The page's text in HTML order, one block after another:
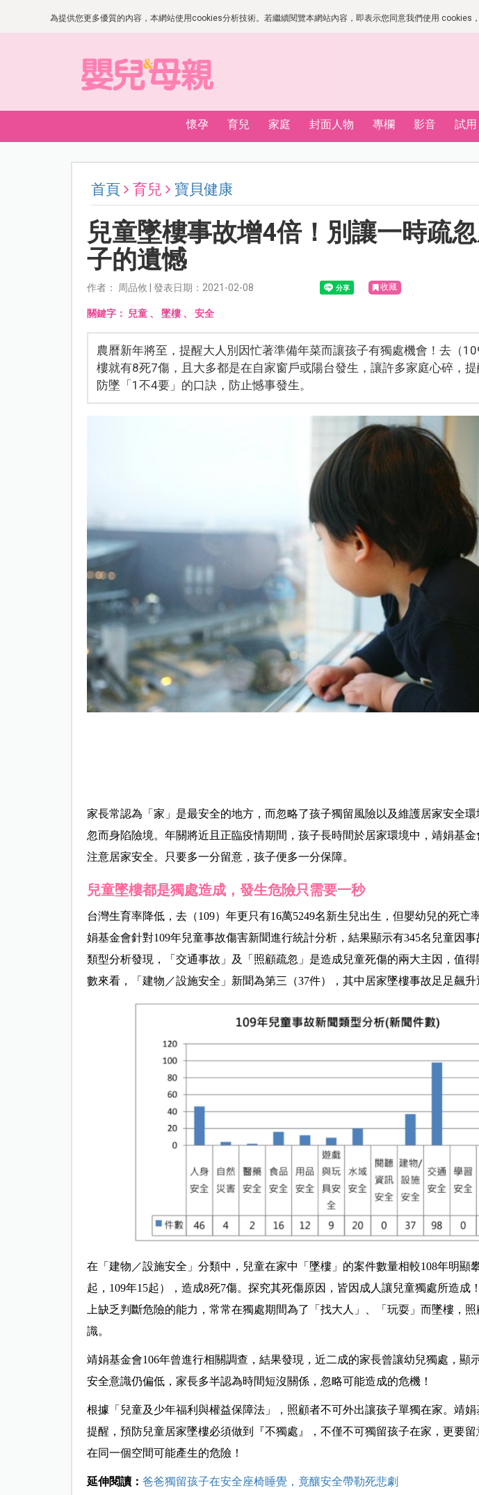
為提供您更多優質的內容，本網站使用cookies分析技術。若繼續閱覽本網站內容，即表示您同意我們使用 cookies
懷孕 育兒 家庭 封面人物 專欄 影音 試用
首頁 育兒 寶貝健康
兒童墜樓事故增4倍！別讓一時疏
子的遺憾
作者： 周品攸 | 發表日期：2021-02-08 收藏
關鍵字： 兒童、 墜樓、 安全
農曆新年將至，提醒大人別因忙著準備年菜而讓孩子有獨處機會！去（
樓就有8死7傷，且大多都是在自家窗戶或陽台發生，讓許多家庭心碎，
防墜「1不4要」的口訣，防止憾事發生。
家長常認為「家」是最安全的地方，而忽略了孩子獨留風險以及維護居家安全
忽而身陷險境。年關將近且正臨疫情期間，孩子長時間於居家環境中，靖娟基
注意居家安全。只要多一分留意，孩子便多一分保障。
兒童墜樓都是獨處造成，發生危險只需要一秒
台灣生育率降低，去（109）年更只有16萬5249名新生兒出生，但嬰幼兒的死亡
娟基金會針對109年兒童事故傷害新聞進行統計分析，結果顯示有345名兒童因
類型分析發現，「交通事故」及「照顧疏忽」是造成兒童死傷的兩大主因，值
數來看，「建物／設施安全」新聞為第三（37件），其中居家墜樓事故足足飆升
在「建物／設施安全」分類中，兒童在家中「墜樓」的案件數量相較108年明顯
起，109年15起），造成8死7傷。探究其死傷原因，皆因成人讓兒童獨處所造成
上缺乏判斷危險的能力，常常在獨處期間為了「找大人」、「玩耍」而墜樓，
識。
靖娟基金會106年曾進行相關調查，結果發現，近二成的家長曾讓幼兒獨處，顯
安全意識仍偏低，家長多半認為時間短沒關係，忽略可能造成的危機！
根據「兒童及少年福利與權益保障法」，照顧者不可外出讓孩子單獨在家。靖
提醒，預防兒童居家墜樓必須做到『不獨處』，不僅不可獨留孩子在家，更要
在同一個空間可能產生的危險！
延伸閱讀： 爸爸獨留孩子在安全座椅睡覺，竟釀安全帶勒死悲劇